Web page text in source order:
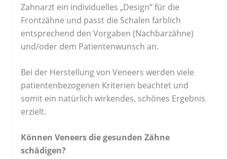
Zahnarzt ein individuelles „Design“ für die
Frontzähne und passt die Schalen farblich
entsprechend den Vorgaben (Nachbarzähne)
und/oder dem Patientenwunsch an.
Bei der Herstellung von Veneers werden viele
patientenbezogenen Kriterien beachtet und
somit ein natürlich wirkendes, schönes Ergebnis
erzielt.
Können Veneers die gesunden Zähne
schädigen?